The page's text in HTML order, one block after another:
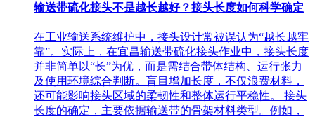
输送带硫化接头不是越长越好？接头长度如何科学确定
在工业输送系统维护中，接头设计常被误认为“越长越牢
靠”。实际上，在宜昌输送带硫化接头作业中，接头长度
并非简单以“长”为优，而是需结合带体结构、运行张力
及使用环境综合判断。盲目增加长度，不仅浪费材料，
还可能影响接头区域的柔韧性和整体运行平稳性。 接头
长度的确定，主要依据输送带的骨架材料类型。例如，